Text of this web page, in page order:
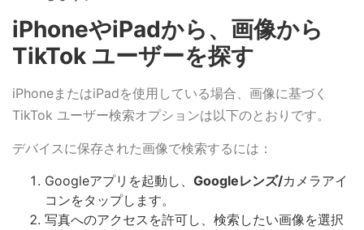
iPhoneやiPadから、画像から
TikTok ユーザーを探す
iPhoneまたはiPadを使用している場合、画像に基づく
TikTok ユーザー検索オプションは以下のとおりです。
デバイスに保存された画像で検索するには：
Googleアプリを起動し、 Googleレンズ/カメラアイ
コンをタップします。
写真へのアクセスを許可し、検索したい画像を選択